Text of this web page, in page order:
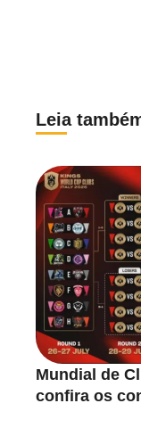
Leia
Mundial de
confira os